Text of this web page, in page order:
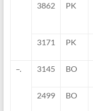
3862 PK
3171 PK
–. 3145 BO
2499 BO